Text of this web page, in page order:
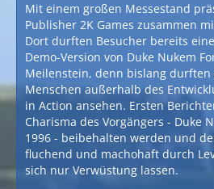
Mit einem großen Messestand
Publisher 2K Games zusammen
Dort durften Besucher bereits
Demo-Version von Duke Nukem
Meilenstein, denn bislang durften
Menschen außerhalb des
in Action ansehen. Ersten
Charisma des Vorgängers - Duke
1996 - beibehalten werden und
fluchend und machohaft durch
sich nur Verwüstung lassen.